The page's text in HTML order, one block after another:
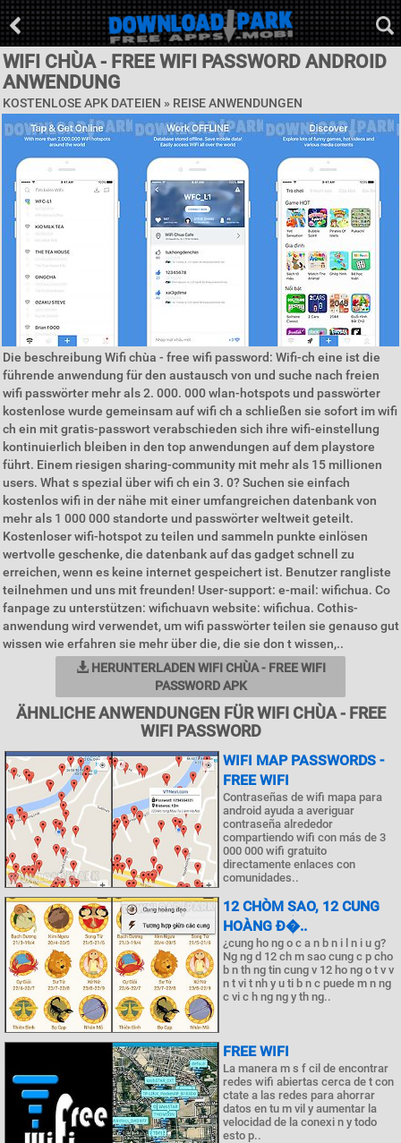
WIFI CHÙA - FREE WIFI PASSWORD ANDROID
ANWENDUNG
KOSTENLOSE APK DATEIEN » REISE ANWENDUNGEN
Die beschreibung Wifi chùa - free wifi password: Wifi-ch eine ist die
führende anwendung für den austausch von und suche nach freien
wifi passwörter mehr als 2. 000. 000 wlan-hotspots und passwörter
kostenlose wurde gemeinsam auf wifi ch a schließen sie sofort im wifi
ch ein mit gratis-passwort verabschieden sich ihre wifi-einstellung
kontinuierlich bleiben in den top anwendungen auf dem playstore
führt. Einem riesigen sharing-community mit mehr als 15 millionen
users. What s spezial über wifi ch ein 3. 0? Suchen sie einfach
kostenlos wifi in der nähe mit einer umfangreichen datenbank von
mehr als 1 000 000 standorte und passwörter weltweit geteilt.
Kostenloser wifi-hotspot zu teilen und sammeln punkte einlösen
wertvolle geschenke, die datenbank auf das gadget schnell zu
erreichen, wenn es keine internet gespeichert ist. Benutzer rangliste
teilnehmen und uns mit freunden! User-support: e-mail: wifichua. Co
fanpage zu unterstützen: wifichuavn website: wifichua. Cothis-
anwendung wird verwendet, um wifi passwörter teilen sie genauso gut
wissen wie erfahren sie mehr über die, die sie don t wissen,..
HERUNTERLADEN WIFI CHÙA - FREE WIFI
PASSWORD APK
ÄHNLICHE ANWENDUNGEN FÜR WIFI CHÙA - FREE
WIFI PASSWORD
WIFI MAP PASSWORDS -
FREE WIFI
Contraseñas de wifi mapa para
android ayuda a averiguar
contraseña alrededor
compartiendo wifi con más de 3
000 000 wifi gratuito
directamente enlaces con
comunidades..
12 CHÒM SAO, 12 CUNG
HOÀNG Đ�..
¿cung ho ng o c a n b n i l n i u g?
Ng ng d 12 ch m sao cung c p cho
b n th ng tin cung v 12 ho ng o t v v
n t vi t nh y u ti b n c puede m n ng
c vi c h ng ng y th ng..
FREE WIFI
La manera m s f cil de encontrar
redes wifi abiertas cerca de t con
ctate a las redes para ahorrar
datos en tu m vil y aumentar la
velocidad de la conexi n y todo
esto p..